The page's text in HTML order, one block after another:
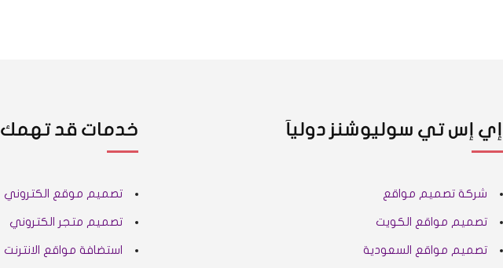
خدمات قد تهمك
تصميم موقع الكتروني
تصميم متجر الكتروني
استضافة مواقع الانترنت
إي إس تي سوليوشنز دوليآ
شركة تصميم مواقع
تصميم مواقع الكويت
تصميم مواقع السعودية